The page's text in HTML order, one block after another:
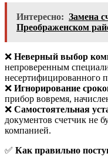
Интересно: Замена
Преображенском
❌ Неверный выбор
непроверенным
несертифицированного
❌ Игнорирование
прибор вовремя,
❌ Самостоятельная
документов счетчик не
компанией.
✅ Как правильно